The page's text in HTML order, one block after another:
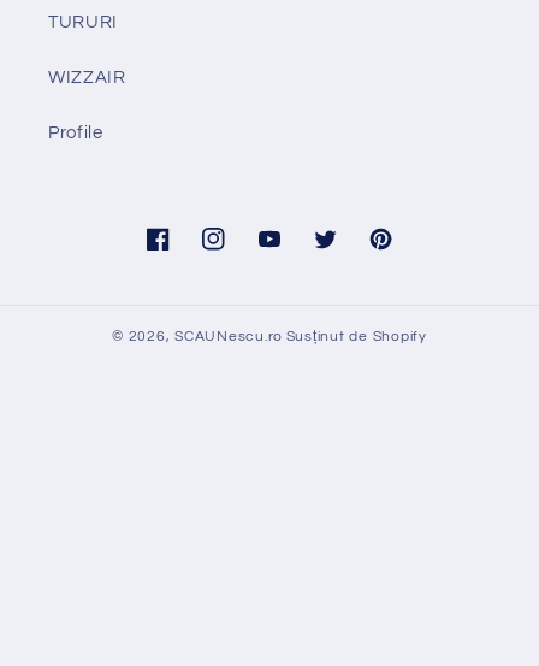
TURURI
WIZZAIR
Profile
FacebookInstagramYouTubeTwitter Pinterest
© 2026,SCAUNescu.ro Susținut de Shopify